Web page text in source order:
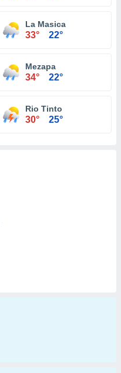
La Masica
33° 22°
Mezapa
34° 22°
Rio Tinto
30° 25°